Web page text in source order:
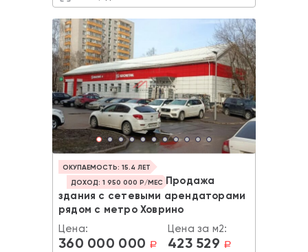
ОКУПАЕМОСТЬ: 15.4 ЛЕТ
ДОХОД: 1 950 000 Р/МЕС Продажа
здания с сетевыми арендаторами
рядом с метро Ховрино
Цена:
360 000 000 a
Цена за м2:
423 529 a